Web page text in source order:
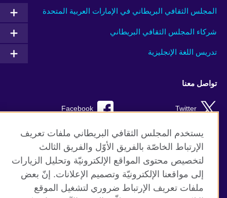
المجلس الثقافي البريطاني في الإمارات العربية المتحدة
شركاء المجلس الثقافي البريطاني
تدريس اللغة الإنجليزية
تواصل معنا
Facebook Twitter
Instagram RSS
TikTok
يستخدم المجلس الثقافي البريطاني ملفات تعريف
الإرتباط الخاصّة بالفريق الأوّل والفريق الثالث
لتخصيص محتوى المواقع الإلكترونيّة وتحليل الزيارات
إلى مواقعنا الإلكترونيّة وتصميم الإعلانات. إنّ بعض
ملفات تعريف الإرتباط ضروري لتشغيل الموقع